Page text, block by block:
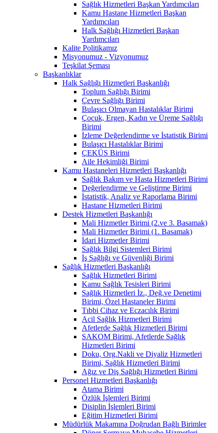
Sağlık Hizmetleri Başkan Yardımcıları
Kamu Hastane Hizmetleri Başkan
Yardımcıları
Halk Sağlığı Hizmetleri Başkan
Yardımcıları
Kalite Politikamız
Misyonumuz - Vizyonumuz
Teşkilat Şeması
Başkanlıklar
Halk Sağlığı Hizmetleri Başkanlığı
Toplum Sağlığı Birimi
Çevre Sağlığı Birimi
Bulaşıcı Olmayan Hastalıklar Birimi
Çocuk, Ergen, Kadın ve Üreme Sağlığı
Birimi
İzleme Değerlendirme ve İstatistik Birimi
Bulaşıcı Hastalıklar Birimi
ÇEKÜS Birimi
Aile Hekimliği Birimi
Kamu Hastaneleri Hizmetleri Başkanlığı
Sağlık Bakım ve Hasta Hizmetleri Birimi
Değerlendirme ve Geliştirme Birimi
İstatistik, Analiz ve Raporlama Birimi
Hastane Hizmetleri Birimi
Destek Hizmetleri Başkanlığı
Mali Hizmetler Birimi (2.ve 3. Basamak)
Mali Hizmetler Birimi (1. Basamak)
İdari Hizmetler Birimi
Sağlık Bilgi Sistemleri Birimi
İş Sağlığı ve Güvenliği Birimi
Sağlık Hizmetleri Başkanlığı
Sağlık Hizmetleri Birimi
Kamu Sağlık Tesisleri Birimi
Sağlık Hizmetleri İz., Değ.ve Denetimi
Birimi, Özel Hastaneler Birimi
Tıbbi Cihaz ve Eczacılık Birimi
Acil Sağlık Hizmetleri Birimi
Afetlerde Sağlık Hizmetleri Birimi
SAKOM Birimi, Afetlerde Sağlık
Hizmetleri Birimi
Doku, Org.Nakli ve Diyaliz Hizmetleri
Birimi, Sağlık Hizmetleri Birimi
Ağız ve Diş Sağlığı Hizmetleri Birimi
Personel Hizmetleri Başkanlığı
Atama Birimi
Özlük İşlemleri Birimi
Disiplin İşlemleri Birimi
Eğitim Hizmetleri Birimi
Müdürlük Makamına Doğrudan Bağlı Birimler